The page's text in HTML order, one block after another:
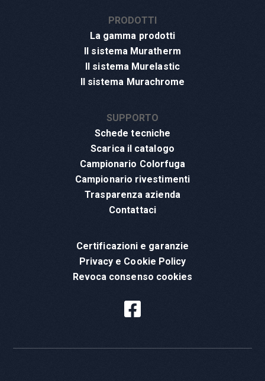
PRODOTTI
La gamma prodotti
Il sistema Muratherm
Il sistema Murelastic
Il sistema Murachrome
SUPPORTO
Schede tecniche
Scarica il catalogo
Campionario Colorfuga
Campionario rivestimenti
Trasparenza azienda
Contattaci
Certificazioni e garanzie
Privacy e Cookie Policy
Revoca consenso cookies